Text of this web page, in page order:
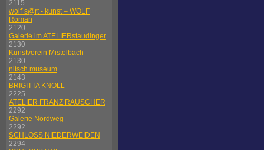
2115
wolf´s@rt - kunst – WOLF
Roman
2120
Galerie im ATELIERstaudinger
2130
Kunstverein Mistelbach
2130
nitsch museum
2143
BRIGITTA KNOLL
2225
ATELIER FRANZ RAUSCHER
2292
Galerie Nordweg
2292
SCHLOSS NIEDERWEIDEN
2294